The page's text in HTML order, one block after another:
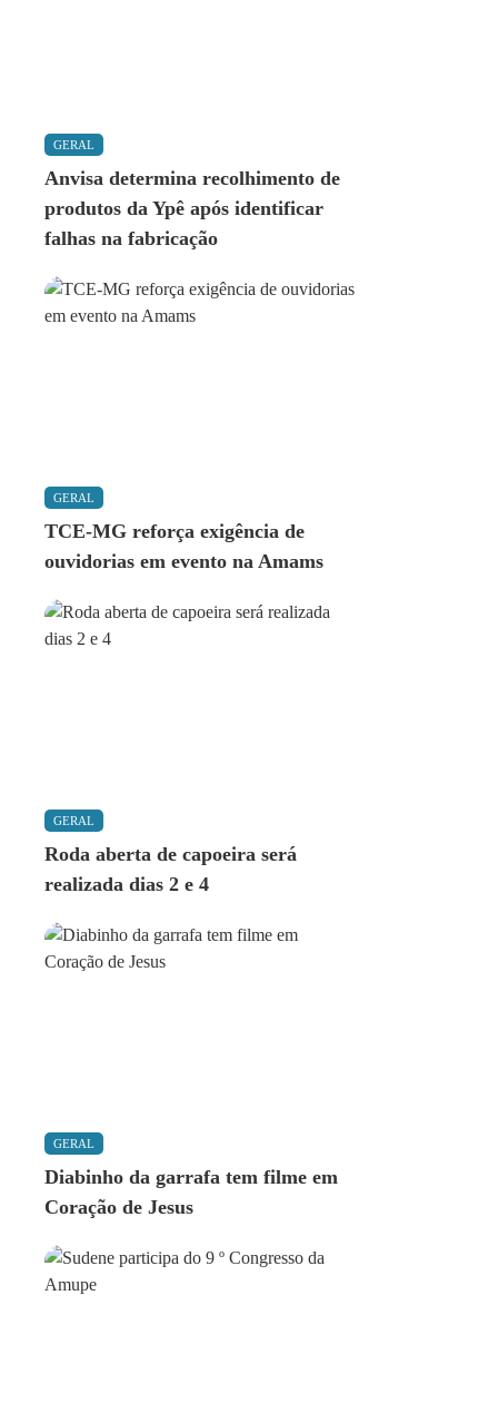
GERAL
Anvisa determina recolhimento de
produtos da Ypê após identificar
falhas na fabricação
GERAL
TCE-MG reforça exigência de
ouvidorias em evento na Amams
GERAL
Roda aberta de capoeira será
realizada dias 2 e 4
GERAL
Diabinho da garrafa tem filme em
Coração de Jesus